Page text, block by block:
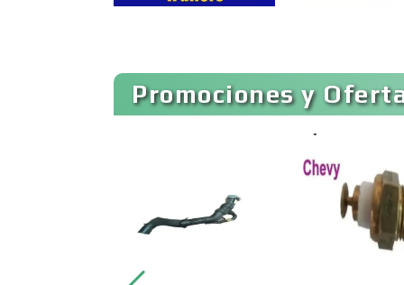
Artículos Publicitarios
Asociaciones
Promociones y